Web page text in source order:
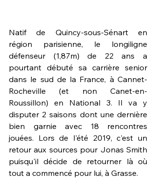
Natif de Quincy-sous-Sénart en
région parisienne, le longiligne
défenseur (1,87m) de 22 ans a
pourtant débuté sa carrière senior
dans le sud de la France, à Cannet-
Rocheville (et non Canet-en-
Roussillon) en National 3. Il va y
disputer 2 saisons dont une dernière
bien garnie avec 18 rencontres
jouées. Lors de l'été 2019, c'est un
retour aux sources pour Jonas Smith
puisqu'il décide de retourner là où
tout a commencé pour lui, à Grasse.